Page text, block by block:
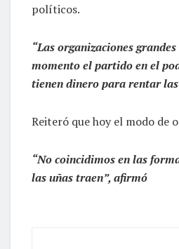
políticos.
“Las organizaciones
momento el partido en el
tienen dinero para rentar
Reiteró que hoy el modo de
“No coincidimos en las
las uñas traen”, afirmó